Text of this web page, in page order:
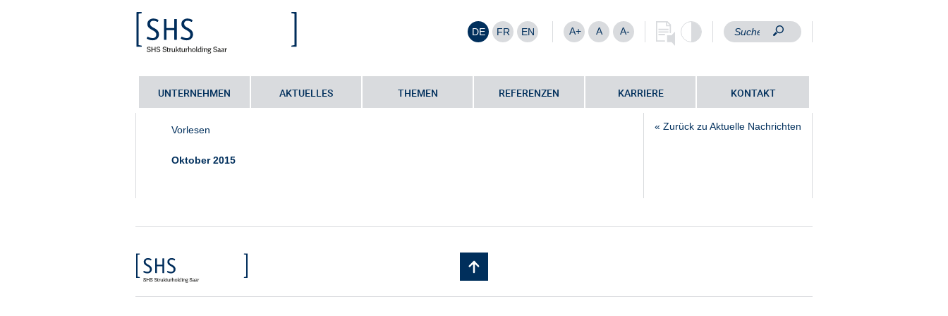
DE FR EN A+ A A-
UNTERNEHMEN AKTUELLES THEMEN REFERENZEN KARRIERE KONTAKT
Sie sind hier: Startseite Ansprechpartner Roman Grethel | LEGS
Vorlesen
Oktober 2015
« Zurück zu Aktuelle Nachrichten